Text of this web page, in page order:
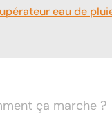
eau de
ça marche ?